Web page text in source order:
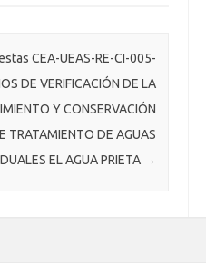
CEA-UEAS-RE-CI-005-
DE VERIFICACIÓN DE LA
Y CONSERVACIÓN
TRATAMIENTO DE AGUAS
EL AGUA PRIETA →